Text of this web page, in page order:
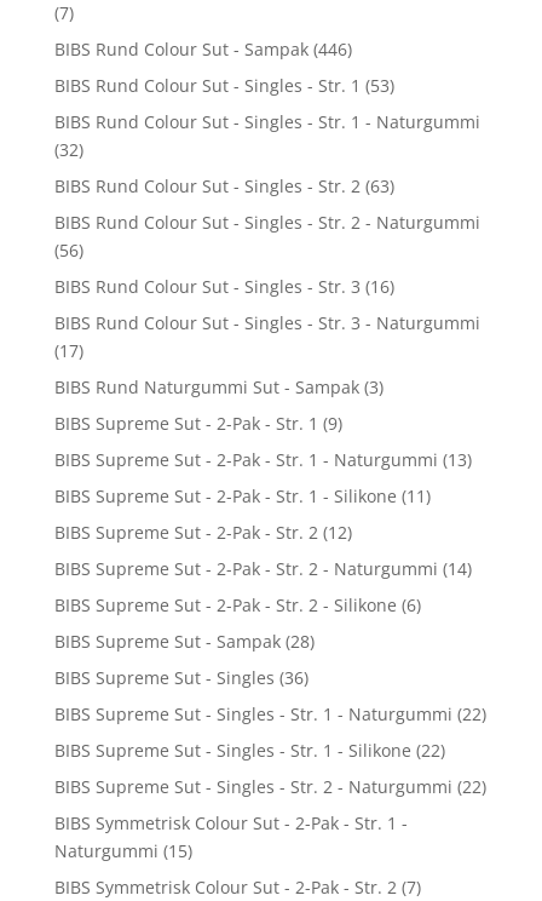
(7)
BIBS Rund Colour Sut - Sampak (446)
BIBS Rund Colour Sut - Singles - Str. 1 (53)
BIBS Rund Colour Sut - Singles - Str. 1 - Naturgummi
(32)
BIBS Rund Colour Sut - Singles - Str. 2 (63)
BIBS Rund Colour Sut - Singles - Str. 2 - Naturgummi
(56)
BIBS Rund Colour Sut - Singles - Str. 3 (16)
BIBS Rund Colour Sut - Singles - Str. 3 - Naturgummi
(17)
BIBS Rund Naturgummi Sut - Sampak (3)
BIBS Supreme Sut - 2-Pak - Str. 1 (9)
BIBS Supreme Sut - 2-Pak - Str. 1 - Naturgummi (13)
BIBS Supreme Sut - 2-Pak - Str. 1 - Silikone (11)
BIBS Supreme Sut - 2-Pak - Str. 2 (12)
BIBS Supreme Sut - 2-Pak - Str. 2 - Naturgummi (14)
BIBS Supreme Sut - 2-Pak - Str. 2 - Silikone (6)
BIBS Supreme Sut - Sampak (28)
BIBS Supreme Sut - Singles (36)
BIBS Supreme Sut - Singles - Str. 1 - Naturgummi (22)
BIBS Supreme Sut - Singles - Str. 1 - Silikone (22)
BIBS Supreme Sut - Singles - Str. 2 - Naturgummi (22)
BIBS Symmetrisk Colour Sut - 2-Pak - Str. 1 -
Naturgummi (15)
BIBS Symmetrisk Colour Sut - 2-Pak - Str. 2 (7)